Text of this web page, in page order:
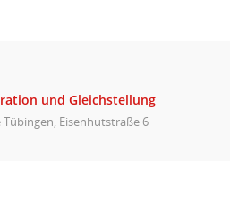
und Gleichstellung
Eisenhutstraße 6